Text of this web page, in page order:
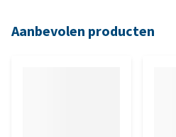
Aanbevolen producten